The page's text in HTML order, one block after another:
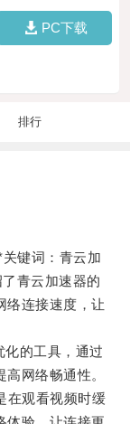
PC下载
排行
键词：青云加
青云加速器的
络连接速度，让
的工具，通过
网络畅通性。
观看视频时缓